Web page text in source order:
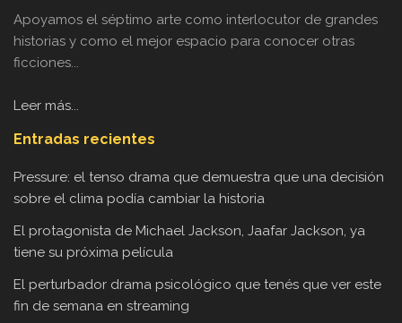
Apoyamos el séptimo arte como interlocutor de grandes
historias y como el mejor espacio para conocer otras
ficciones...
Leer más...
Entradas recientes
Pressure: el tenso drama que demuestra que una decisión
sobre el clima podía cambiar la historia
El protagonista de Michael Jackson, Jaafar Jackson, ya
tiene su próxima película
El perturbador drama psicológico que tenés que ver este
fin de semana en streaming